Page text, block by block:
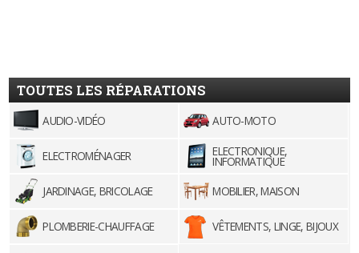
TOUTES LES RÉPARATIONS
AUDIO-VIDÉO AUTO-MOTO
ELECTROMÉNAGER ELECTRONIQUE,
INFORMATIQUE
JARDINAGE, BRICOLAGE
MOBILIER, MAISON
PLOMBERIE-CHAUFFAGE VÊTEMENTS, LINGE, BIJOUX